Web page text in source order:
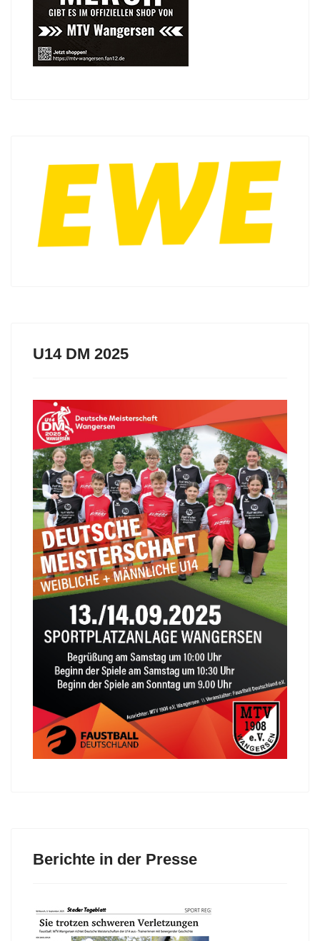
U14 DM 2025
Berichte in der Presse